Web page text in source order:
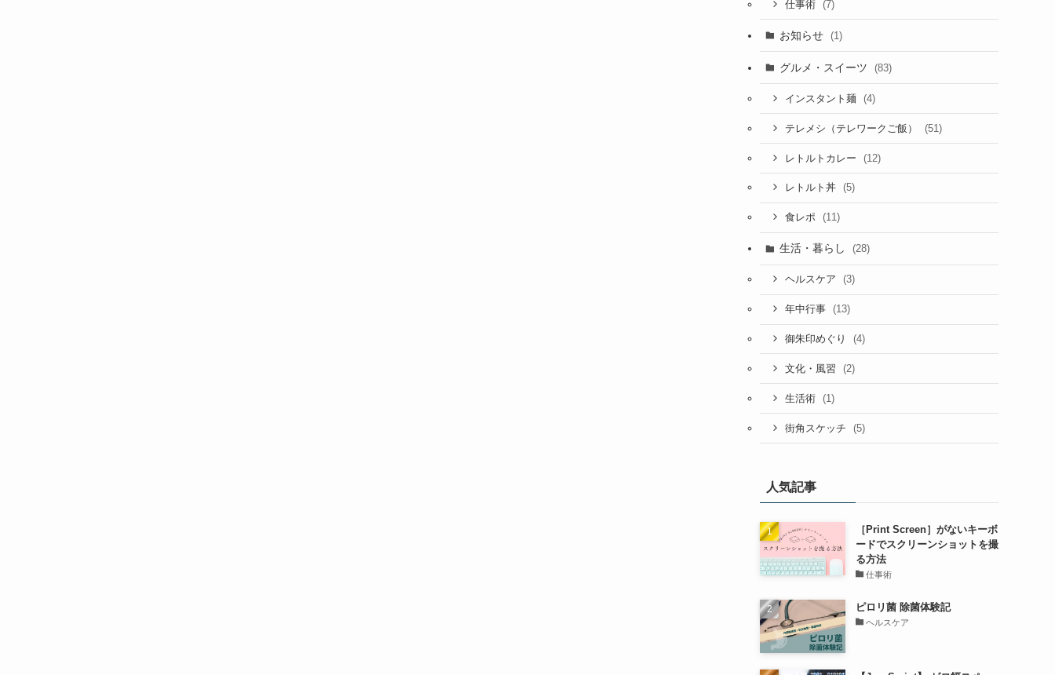
仕事術 (7)
お知らせ (1)
グルメ・スイーツ (83)
インスタント麺 (4)
テレメシ（テレワークご飯） (51)
レトルトカレー (12)
レトルト丼 (5)
食レポ (11)
生活・暮らし (28)
ヘルスケア (3)
年中行事 (13)
御朱印めぐり (4)
文化・風習 (2)
生活術 (1)
街角スケッチ (5)
人気記事
［Print Screen］がないキーボ
ードでスクリーンショットを撮
る方法
仕事術
ピロリ菌 除菌体験記
ヘルスケア